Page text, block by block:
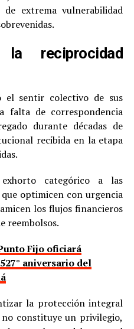
extrema vulnerabilidad
reciprocidad
el sentir colectivo de sus
falta de correspondencia
durante décadas de
recibida en la etapa
categórico a las
que optimicen con urgencia
los flujos financieros
reembolsos.
Fijo oficiará
aniversario del
la protección integral
constituye un privilegio,